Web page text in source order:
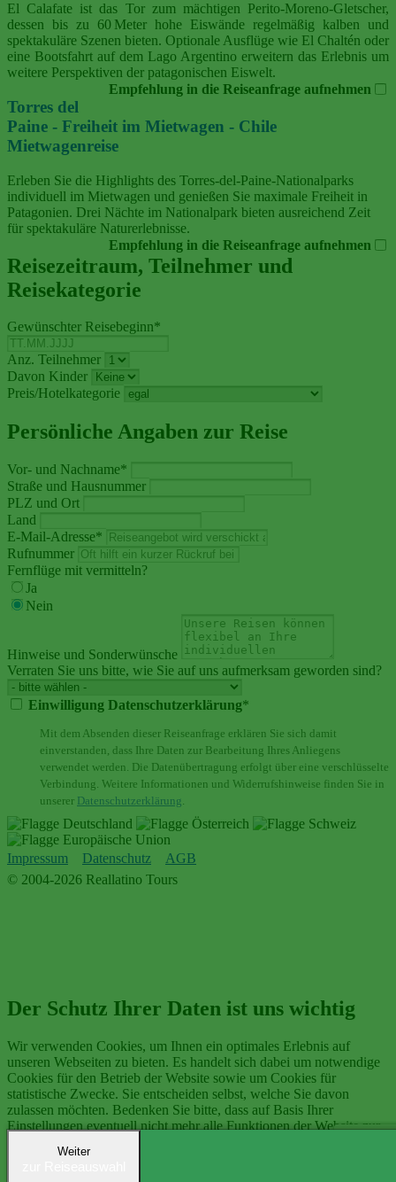
El Calafate ist das Tor zum mächtigen Perito‑Moreno‑Gletscher,
dessen bis zu 60 Meter hohe Eiswände regelmäßig kalben und
spektakuläre Szenen bieten. Optionale Ausflüge wie El Chaltén oder
eine Bootsfahrt auf dem Lago Argentino erweitern das Erlebnis um
weitere Perspektiven der patagonischen Eiswelt.
Empfehlung in die Reiseanfrage aufnehmen
Torres del
Paine - Freiheit im Mietwagen - Chile
Mietwagenreise
Erleben Sie die Highlights des Torres-del-Paine-Nationalparks
individuell im Mietwagen und genießen Sie maximale Freiheit in
Patagonien. Drei Nächte im Nationalpark bieten ausreichend Zeit
für spektakuläre Naturerlebnisse.
Empfehlung in die Reiseanfrage aufnehmen
Reisezeitraum, Teilnehmer und
Reisekategorie
Gewünschter Reisebeginn*
Anz. Teilnehmer
Davon Kinder
Preis/Hotelkategorie
Persönliche Angaben zur Reise
Vor- und Nachname*
Straße und Hausnummer
PLZ und Ort
Land
E-Mail-Adresse*
Rufnummer
Fernflüge mit vermitteln?
Ja
Nein
Hinweise und Sonderwünsche
Verraten Sie uns bitte, wie Sie auf uns aufmerksam geworden sind?
Einwilligung Datenschutzerklärung*
Mit dem Absenden dieser Reiseanfrage erklären Sie sich damit
einverstanden, dass Ihre Daten zur Bearbeitung Ihres Anliegens
verwendet werden. Die Datenübertragung erfolgt über eine verschlüsselte
Verbindung. Weitere Informationen und Widerrufshinweise finden Sie in
unserer Datenschutzerklärung.
Weiter
Impressum Datenschutz
AGB
© 2004-2026 Reallatino Tours
Der Schutz Ihrer Daten ist uns wichtig
Wir verwenden Cookies, um Ihnen ein optimales Erlebnis auf
unseren Webseiten zu bieten. Es handelt sich dabei um notwendige
Cookies für den Betrieb der Website sowie um Cookies für
statistische Zwecke. Sie entscheiden selbst, welche Sie davon
zulassen möchten. Bedenken Sie bitte, dass auf Basis Ihrer
Einstellungen eventuell nicht mehr alle Funktionen der Website zur